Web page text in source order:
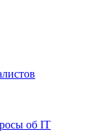
об IT